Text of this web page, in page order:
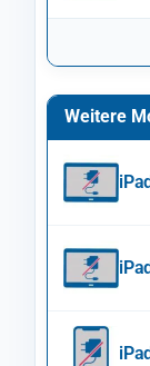
Weitere